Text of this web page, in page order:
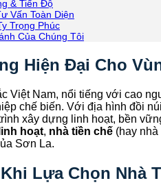
& Tiến Độ
Vấn Toàn Diện
Trọng Phúc
Của Chúng Tôi
Hiện Đại Cho
Việt Nam, nổi tiếng với cao
chế biến. Với địa hình đồi
xây dựng linh hoạt, bền
hoạt, nhà tiền chế (hay
Sơn La.
Lựa Chọn Nhà